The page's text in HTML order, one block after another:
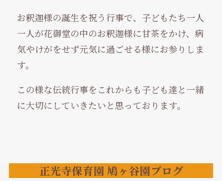
お釈迦様の誕生を祝う行事で、子どもたち一人
一人が花御堂の中のお釈迦様に甘茶をかけ、病
気やけがをせず元気に過ごせる様にお参りしま
す。
この様な伝統行事をこれからも子ども達と一緒
に大切にしていきたいと思っております。
正光寺保育園 鳩ヶ谷園ブログ